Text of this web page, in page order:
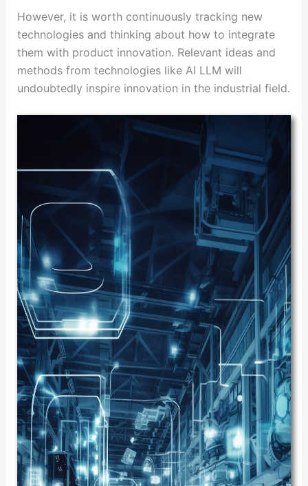
However, it is worth continuously tracking new
technologies and thinking about how to integrate
them with product innovation. Relevant ideas and
methods from technologies like AI LLM will
undoubtedly inspire innovation in the industrial field.